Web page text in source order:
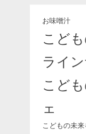
お味噌汁
こど
ライ
こど
ェ
こどもの未